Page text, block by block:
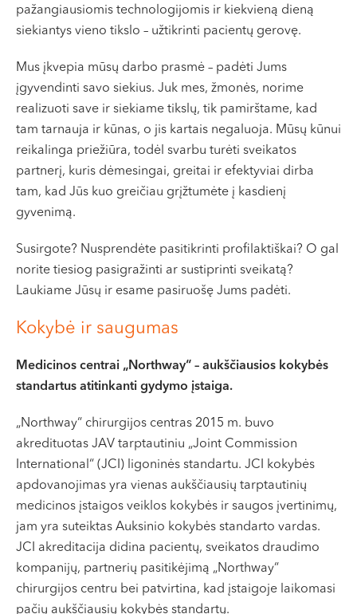
pažangiausiomis technologijomis ir kiekvieną dieną
siekiantys vieno tikslo – užtikrinti pacientų gerovę.
Mus įkvepia mūsų darbo prasmė – padėti Jums
įgyvendinti savo siekius. Juk mes, žmonės, norime
realizuoti save ir siekiame tikslų, tik pamirštame, kad
tam tarnauja ir kūnas, o jis kartais negaluoja. Mūsų kūnui
reikalinga priežiūra, todėl svarbu turėti sveikatos
partnerį, kuris dėmesingai, greitai ir efektyviai dirba
tam, kad Jūs kuo greičiau grįžtumėte į kasdienį
gyvenimą.
Susirgote? Nusprendėte pasitikrinti profilaktiškai? O gal
norite tiesiog pasigražinti ar sustiprinti sveikatą?
Laukiame Jūsų ir esame pasiruošę Jums padėti.
Kokybė ir saugumas
Medicinos centrai „Northway“ – aukščiausios kokybės
standartus atitinkanti gydymo įstaiga.
„Northway“ chirurgijos centras 2015 m. buvo
akredituotas JAV tarptautiniu „Joint Commission
International“ (JCI) ligoninės standartu. JCI kokybės
apdovanojimas yra vienas aukščiausių tarptautinių
medicinos įstaigos veiklos kokybės ir saugos įvertinimų,
jam yra suteiktas Auksinio kokybės standarto vardas.
JCI akreditacija didina pacientų, sveikatos draudimo
kompanijų, partnerių pasitikėjimą „Northway“
chirurgijos centru bei patvirtina, kad įstaigoje laikomasi
pačių aukščiausių kokybės standartų.